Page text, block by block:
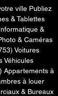
ville Publiez
& Tablettes
&
& Caméras
Voitures
Véhicules
Appartements à
à louer
& Bureaux